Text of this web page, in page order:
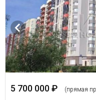
5 700 000 ₽ (прямая